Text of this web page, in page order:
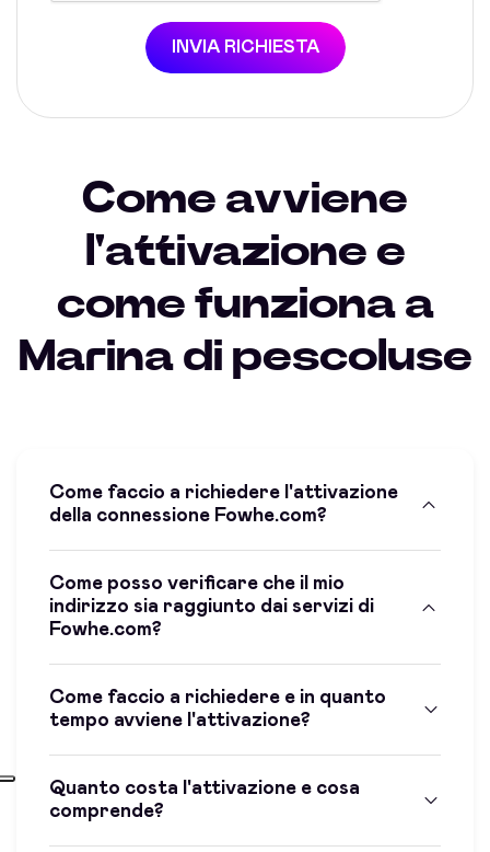
INVIA RICHIESTA
Come avviene
l'attivazione e
come funziona a
Marina di pescoluse
Come faccio a richiedere l'attivazione
della connessione Fowhe.com?
Come posso verificare che il mio
indirizzo sia raggiunto dai servizi di
Fowhe.com?
Come faccio a richiedere e in quanto
tempo avviene l'attivazione?
Quanto costa l'attivazione e cosa
comprende?